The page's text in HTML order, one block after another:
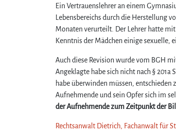
Ein Vertrauenslehrer an einem
Lebensbereichs durch die Herstellung
Monaten verurteilt. Der Lehrer hatte
Kenntnis der Mädchen einige
Auch diese Revision wurde vom BGH
Angeklagte habe sich nicht nach §
habe überwinden müssen, entschieden
Aufnehmende und sein Opfer sich im
der Aufnehmende zum Zeitpunkt der
Rechtsanwalt Dietrich, Fachanwalt für